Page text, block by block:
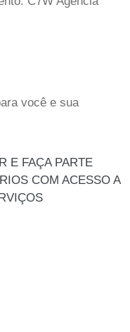
você e sua
E FAÇA PARTE
COM ACESSO A